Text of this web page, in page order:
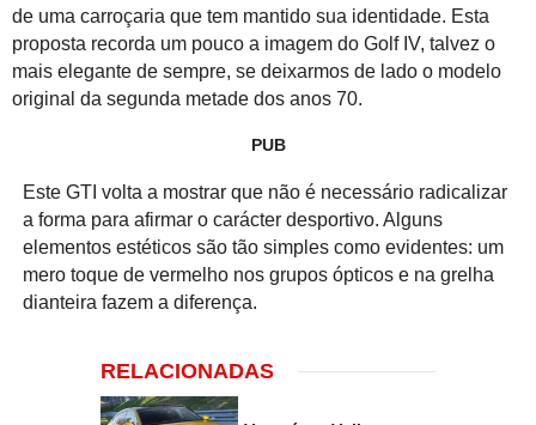
de uma carroçaria que tem mantido sua identidade. Esta
proposta recorda um pouco a imagem do Golf IV, talvez o
mais elegante de sempre, se deixarmos de lado o modelo
original da segunda metade dos anos 70.
PUB
Este GTI volta a mostrar que não é necessário radicalizar
a forma para afirmar o carácter desportivo. Alguns
elementos estéticos são tão simples como evidentes: um
mero toque de vermelho nos grupos ópticos e na grelha
dianteira fazem a diferença.
RELACIONADAS